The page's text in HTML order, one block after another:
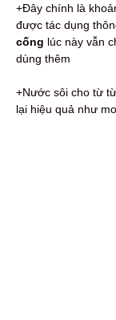
+Đây chính là
được tác dụng
cống lúc này vẫn
dùng thêm
+Nước sôi cho từ
lại hiệu quả như